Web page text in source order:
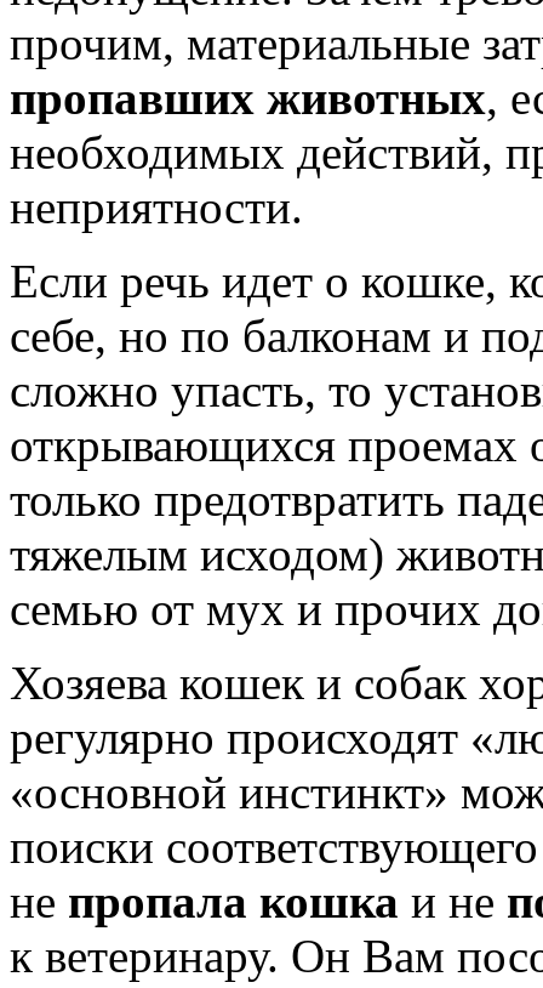
прочим, материальные
пропавших животных,
необходимых действий,
неприятности.
Если речь идет о кошке,
себе, но по балконам и
сложно упасть, то
открывающихся проемах
только предотвратить
тяжелым исходом)
семью от мух и прочих
Хозяева кошек и собак
регулярно происходят
«основной инстинкт»
поиски
не пропала кошка и не
к ветеринару. Он Вам